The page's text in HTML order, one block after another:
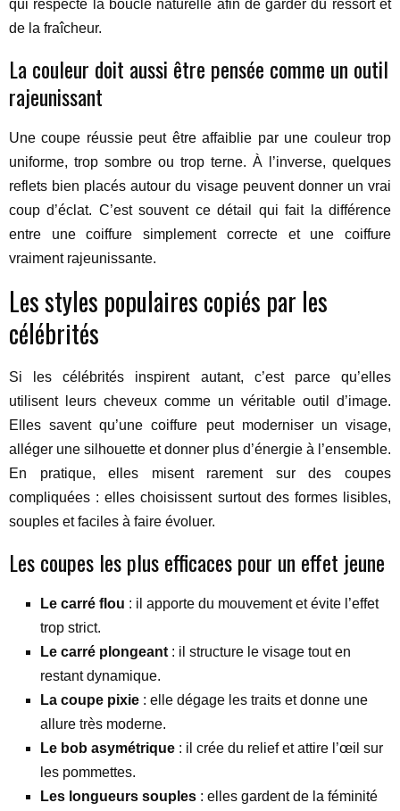
qui respecte la boucle naturelle afin de garder du ressort et
de la fraîcheur.
La couleur doit aussi être pensée comme un outil
rajeunissant
Une coupe réussie peut être affaiblie par une couleur trop
uniforme, trop sombre ou trop terne. À l’inverse, quelques
reflets bien placés autour du visage peuvent donner un vrai
coup d’éclat. C’est souvent ce détail qui fait la différence
entre une coiffure simplement correcte et une coiffure
vraiment rajeunissante.
Les styles populaires copiés par les
célébrités
Si les célébrités inspirent autant, c’est parce qu’elles
utilisent leurs cheveux comme un véritable outil d’image.
Elles savent qu’une coiffure peut moderniser un visage,
alléger une silhouette et donner plus d’énergie à l’ensemble.
En pratique, elles misent rarement sur des coupes
compliquées : elles choisissent surtout des formes lisibles,
souples et faciles à faire évoluer.
Les coupes les plus efficaces pour un effet jeune
Le carré flou : il apporte du mouvement et évite l’effet
trop strict.
Le carré plongeant : il structure le visage tout en
restant dynamique.
La coupe pixie : elle dégage les traits et donne une
allure très moderne.
Le bob asymétrique : il crée du relief et attire l’œil sur
les pommettes.
Les longueurs souples : elles gardent de la féminité